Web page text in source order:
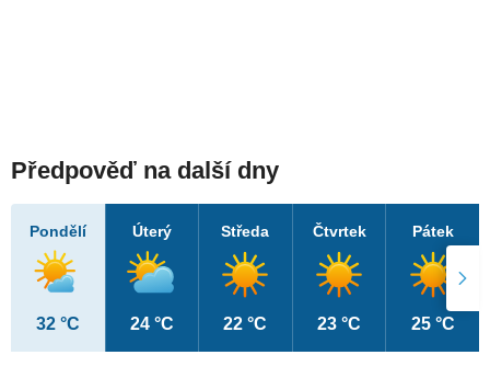
Předpověď na další dny
Pondělí
32 °C
Úterý
24 °C
Středa
22 °C
Čtvrtek
23 °C
Pátek
25 °C